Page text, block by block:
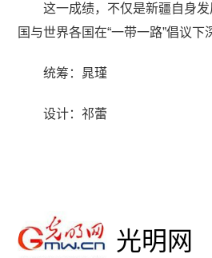
这一成绩，不仅是新疆自身
国与世界各国在“一带一路”倡议下
统筹：晁瑾
设计：祁蕾
光明网